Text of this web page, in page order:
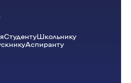
СтудентуШкольнику
Аспиранту